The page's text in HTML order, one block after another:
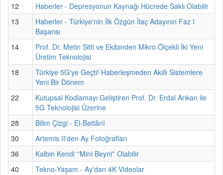
12
Haberler - Depresyonun Kaynağı Hücrede Saklı Olabilir
13
Haberler - Türkiye'nin İlk Özgün İlaç Adayının Faz I
Başarısı
14
Prof. Dr. Metin Sitti ve Ekibinden Mikro Ölçekli İki Yeni
Üretim Teknolojisi
18
Türkiye 5G'ye Geçti! Haberleşmeden Akıllı Sistemlere
Yeni Bir Dönem
22
Kutupsal Kodlamayı Geliştiren Prof. Dr. Erdal Arıkan ile
5G Teknolojisi Üzerine
28
Bilim Çizgi - El-Battânî
30
Artemis II'den Ay Fotoğrafları
36
Kalbin Kendi ''Mini Beyni'' Olabilir
40
Tekno-Yaşam - Ay'dan 4K Videolar